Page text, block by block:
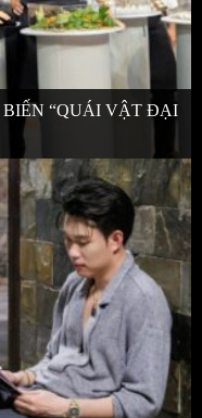
BIẾN “QUÁI VẬT ĐẠI